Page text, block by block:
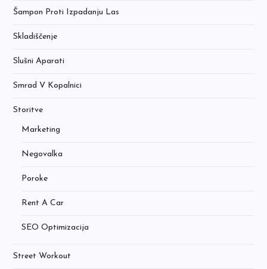
Šampon Proti Izpadanju Las
Skladiščenje
Slušni Aparati
Smrad V Kopalnici
Storitve
Marketing
Negovalka
Poroke
Rent A Car
SEO Optimizacija
Street Workout